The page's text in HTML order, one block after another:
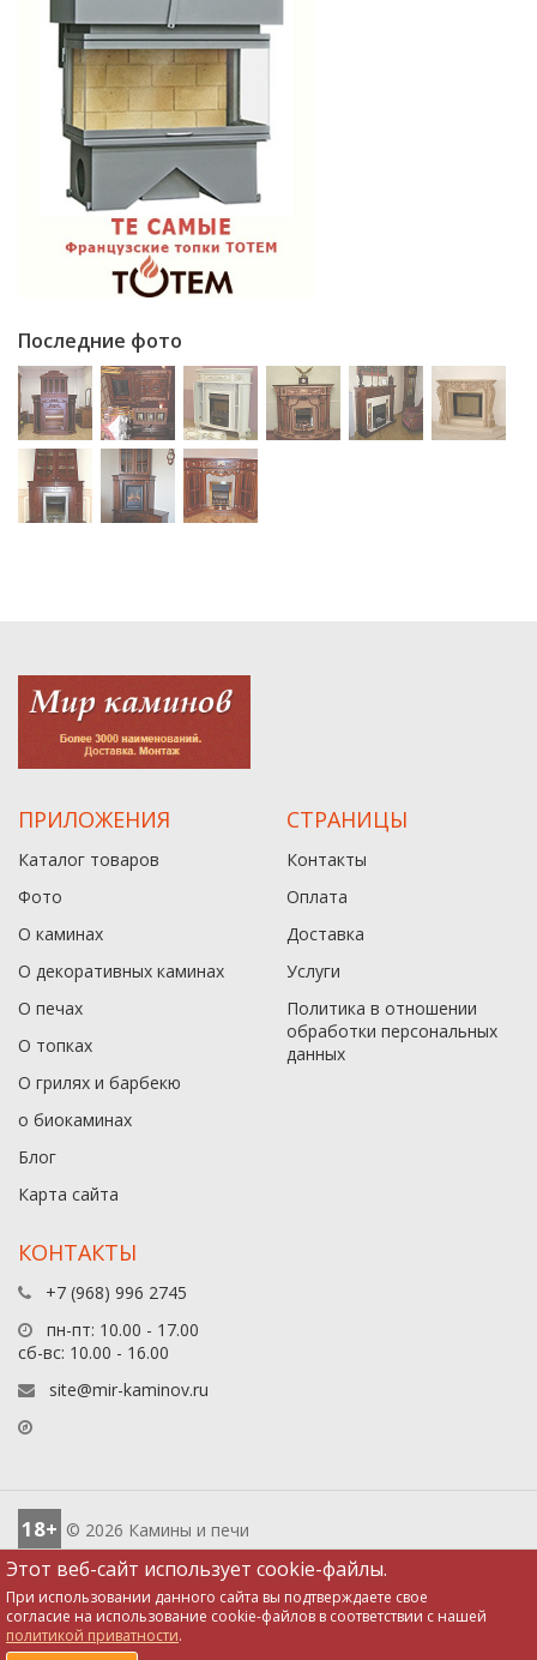
Последние фото
ПРИЛОЖЕНИЯ
Каталог товаров
Фото
О каминах
О декоративных каминах
О печах
О топках
О грилях и барбекю
о биокаминах
Блог
Карта сайта
СТРАНИЦЫ
Контакты
Оплата
Доставка
Услуги
Политика в отношении
обработки персональных
данныx
КОНТАКТЫ
+7 (968) 996 2745
пн-пт: 10.00 - 17.00
сб-вс: 10.00 - 16.00
site@mir-kaminov.ru
Этот веб-сайт использует cookie-файлы.
При использовании данного сайта вы подтверждаете свое
согласие на использование cookie-файлов в соответствии с нашей
политикой приватности.
18+ © 2026 Камины и печи